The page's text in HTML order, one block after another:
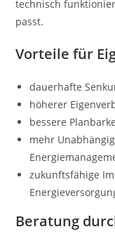
technisch
passt.
Vorteile für
dauerhafte
höherer
bessere
mehr
zukunftsfähige
Beratung